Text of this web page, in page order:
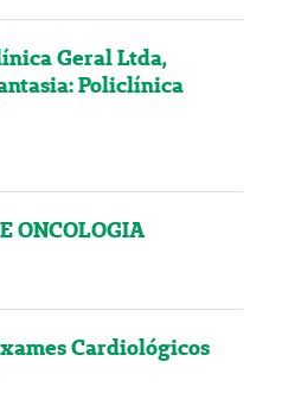
Geral Ltda,
Policlínica
ONCOLOGIA
Cardiológicos